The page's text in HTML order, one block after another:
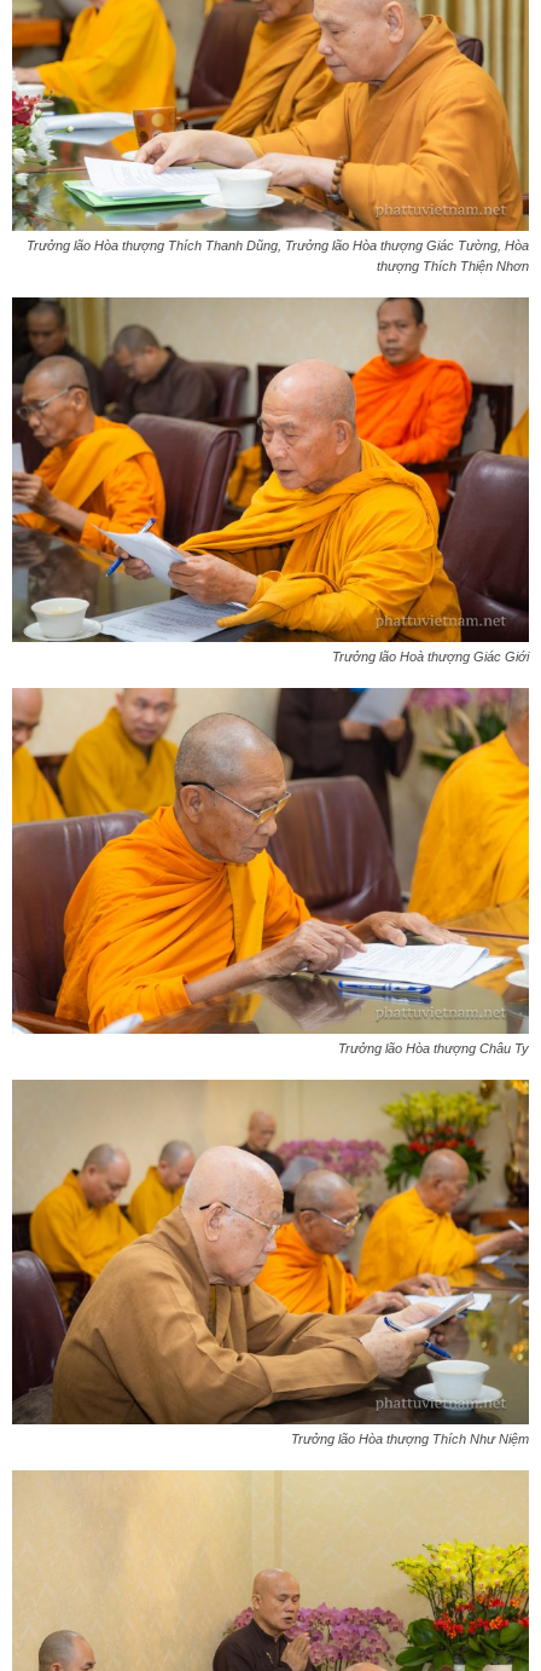
Trưởng lão Hòa thượng Thích Thanh Dũng, Trưởng lão Hòa thượng Giác Tường, Hòa
thượng Thích Thiện Nhơn
Trưởng lão Hoà thượng Giác Giới
Trưởng lão Hòa thượng Châu Ty
Trưởng lão Hòa thượng Thích Như Niệm